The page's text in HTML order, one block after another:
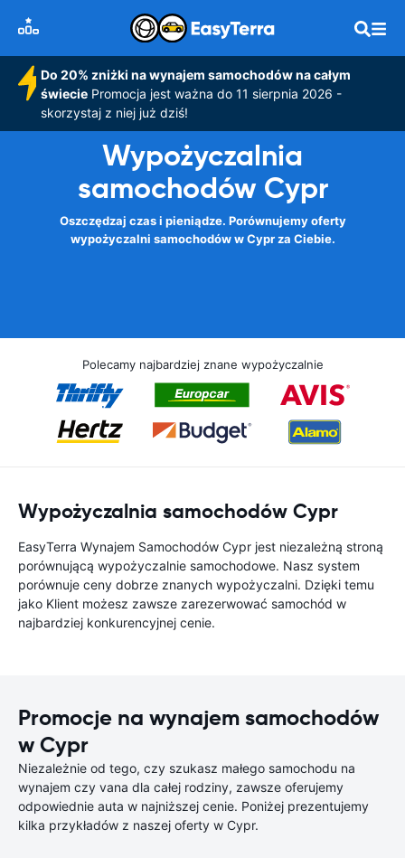
Do 20% zniżki na wynajem samochodów na całym
świeciePromocja jest ważna do 11 sierpnia 2026 -
skorzystaj z niej już dziś!
Wypożyczalnia
samochodów Cypr
Oszczędzaj czas i pieniądze. Porównujemy oferty
wypożyczalni samochodów w Cypr za Ciebie.
Polecamy najbardziej znane wypożyczalnie
Wypożyczalnia samochodów Cypr
EasyTerra Wynajem Samochodów Cypr jest niezależną stroną
porównującą wypożyczalnie samochodowe. Nasz system
porównuje ceny dobrze znanych wypożyczalni. Dzięki temu
jako Klient możesz zawsze zarezerwować samochód w
najbardziej konkurencyjnej cenie.
Promocje na wynajem samochodów
w Cypr
Niezależnie od tego, czy szukasz małego samochodu na
wynajem czy vana dla całej rodziny, zawsze oferujemy
odpowiednie auta w najniższej cenie. Poniżej prezentujemy
kilka przykładów z naszej oferty w Cypr.